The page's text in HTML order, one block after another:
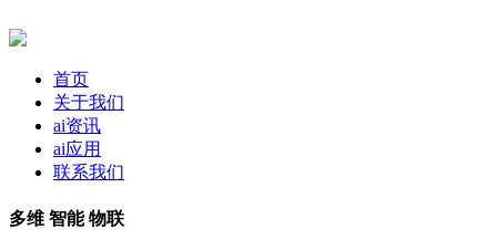
首页
关于我们
ai资讯
ai应用
联系我们
多维 智能 物联